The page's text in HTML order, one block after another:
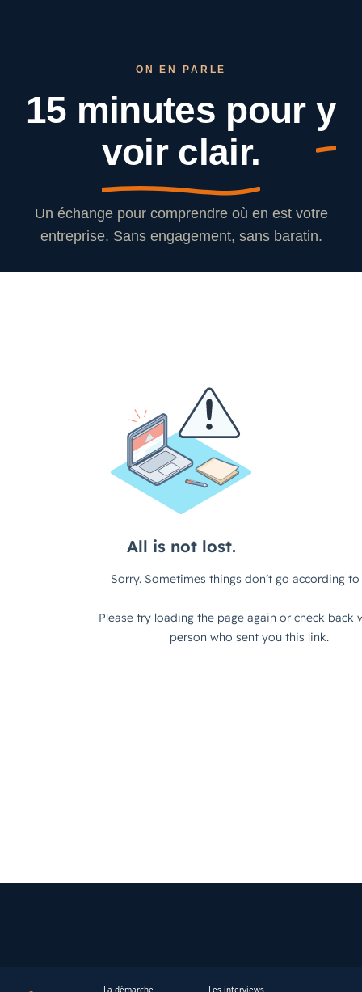
ON EN PARLE
15 minutes pour y
voir clair.
Un échange pour comprendre où en est votre
entreprise. Sans engagement, sans baratin.